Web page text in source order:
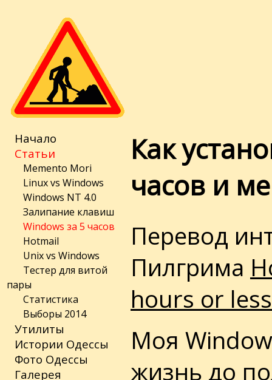
Начало
Статьи
Memento Mori
Linux vs Windows
Windows NT 4.0
Залипание клавиш
Windows за 5 часов
Hotmail
Unix vs Windows
Тестер для витой
пары
Статистика
Выборы 2014
Утилиты
Истории Одессы
Фото Одессы
Галерея
Как
часов и
Перевод
Пилгрима
hours or less
Моя
жизнь до